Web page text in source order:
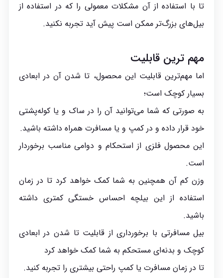
تا با استفاده از آن مشکلات معمولی را که در استفاده از
بیل‌های بزرگ‌تر ممکن است پیش آید تجربه نکنید.
مهم ترین قابلیت
اما مهم‌ترین قابلیت این محصول، تا شدن آن در ابعادی
بسیار کوچک است؛
به صورتی که شما می‌توانید آن را در ساک و یا کوله‌پشتی
خود قرار داده و در کمپ و یا مسافرت همراه داشته باشید.
این محصول فلزی از استحکام و دوامی مناسب برخوردار
است.
وزن کم آن همچنین به شما کمک خواهد کرد تا در زمان
استفاده از این بیلچه احساس خستگی کمتری داشته
باشید.
بیل مسافرتی با برخورداری از قابلیت تا شدن در ابعادی
کوچک و بدنه‌ای مستحکم به شما کمک خواهد کرد
تا در زمان مسافرت یا کمپ راحتی بیشتری را تجربه کنید.